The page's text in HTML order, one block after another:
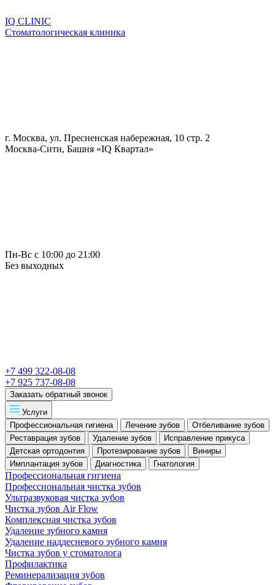
IQ CLINIC
Стоматологическая клиника
г. Москва, ул. Пресненская набережная, 10 стр. 2
Москва-Сити, Башня «IQ Квартал»
Пн-Вс с 10:00 до 21:00
Без выходных
+7 499 322-08-08
+7 925 737-08-08
Заказать обратный звонок
Услуги
Профессиональная гигиена
Лечение зубов
Отбеливание зубов
Реставрация зубов
Удаление зубов
Исправление прикуса
Детская ортодонтия
Протезирование зубов
Виниры
Имплантация зубов
Диагностика Гнатология
Профессиональная гигиена
Профессиональная чистка зубов
Ультразвуковая чистка зубов
Чистка зубов Air Flow
Комплексная чистка зубов
Удаление зубного камня
Удаление наддесневого зубного камня
Чистка зубов у стоматолога
Профилактика
Реминерализация зубов